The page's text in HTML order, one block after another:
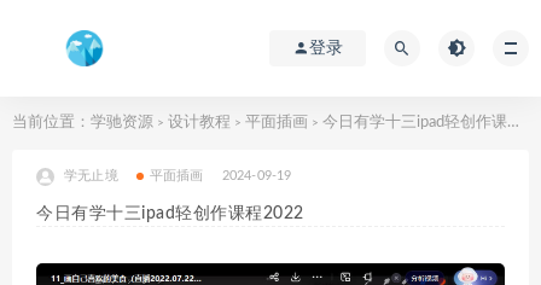
登录
当前位置： 学驰资源 > 设计教程 > 平面插画 > 今日有学十三ipad轻创作课程2022
学无止境 平面插画 2024-09-19
今日有学十三ipad轻创作课程2022